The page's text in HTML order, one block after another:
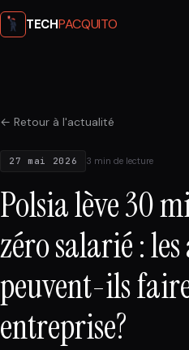
TECHPACQUITO
← Retour à l'actualité
27 mai 2026 3 min de lecture
Polsia lève 30
zéro salarié :
peuvent-ils
entreprise?